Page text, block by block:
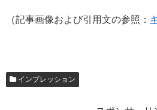
（記事画像および引用文の参照：
インプレッション